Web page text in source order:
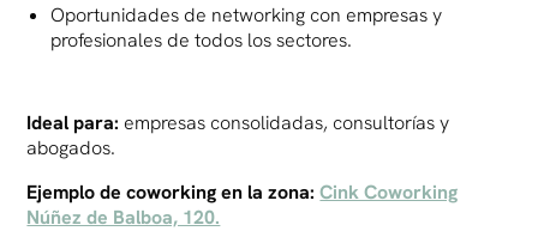
Oportunidades de networking con empresas y
profesionales de todos los sectores.
Ideal para: empresas consolidadas, consultorías y
abogados.
Ejemplo de coworking en la zona:Cink Coworking
Núñez de Balboa, 120.